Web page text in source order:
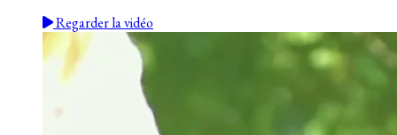
Regarder la vidéo